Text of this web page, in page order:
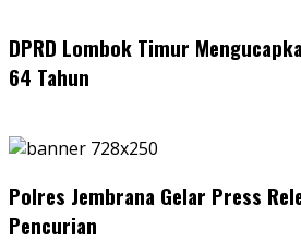
DPRD Lombok Timur
64 Tahun
Polres Jembrana Gelar Press
Pencurian